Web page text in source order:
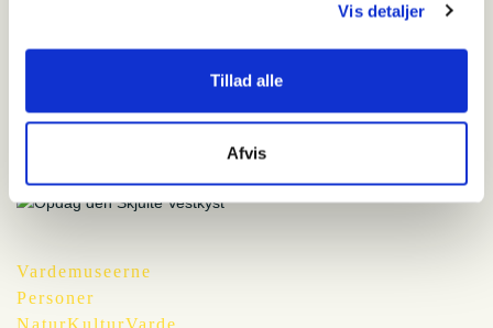
Vis detaljer
Tillad alle
Afvis
Die Teilnahme kostet 85 DKK für Erwachsene und 45 DKK
für Kinder.
Vardemuseerne
Personer
NaturKulturVarde